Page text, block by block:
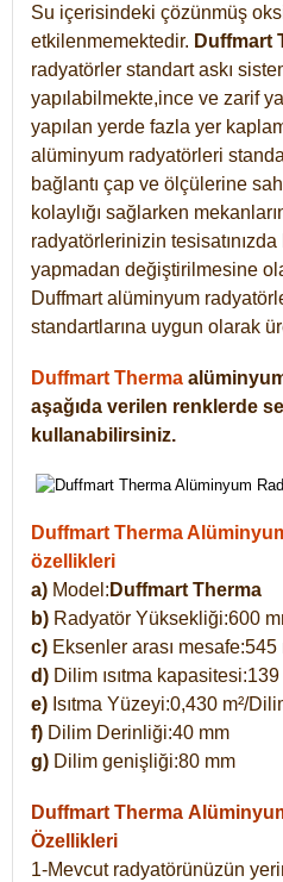
Su içerisindeki çözünmüş
etkilenmemektedir. Duffmart
radyatörler standart askı
yapılabilmekte,ince ve zarif
yapılan yerde fazla yer
alüminyum radyatörleri
bağlantı çap ve ölçülerine
kolaylığı sağlarken
radyatörlerinizin
yapmadan değiştirilmesine
Duffmart alüminyum
standartlarına uygun olarak
Duffmart Therma
aşağıda verilen renklerde
kullanabilirsiniz.
Duffmart Therma
özellikleri
a) Model: Duffmart Therma
b) Radyatör Yüksekliği:600
c) Eksenler arası mesafe:545
d) Dilim ısıtma kapasitesi:139
e) Isıtma Yüzeyi:0,430 m²/
f) Dilim Derinliği:40 mm
g) Dilim genişliği:80 mm
Duffmart Therma
Özellikleri
1-Mevcut radyatörünüzün